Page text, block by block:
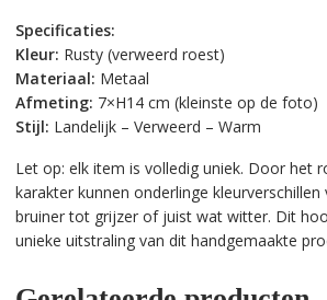
Specificaties:
Kleur: Rusty (verweerd roest)
Materiaal: Metaal
Afmeting: 7×H14 cm (kleinste op de foto)
Stijl: Landelijk – Verweerd – Warm
Let op: elk item is volledig uniek. Door het
karakter kunnen onderlinge
bruiner tot grijzer of juist wat witter. Dit
unieke uitstraling van dit handgemaakte